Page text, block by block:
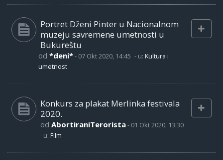
Portret Dženi Pinter u Nacionalnom
muzeju savremene umetnosti u
Bukureštu
od *deni*- 07 Okt 2020, 14:45 - u: Kultura i
umetnost
Konkurs za plakat Merlinka festivala
2020.
od AbortiraniTerorista- 01 Okt 2020, 13:30
- u: Film